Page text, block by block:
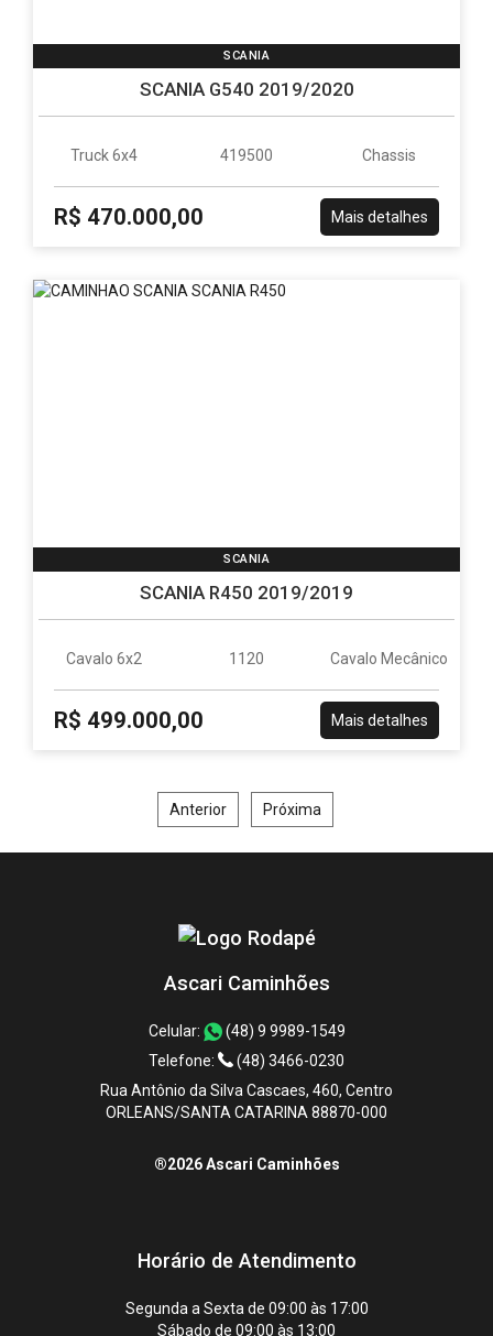
SCANIA
SCANIA G540 2019/2020
Truck 6x4 419500 Chassis
R$ 470.000,00 Mais detalhes
SCANIA
SCANIA R450 2019/2019
Cavalo 6x2 1120 Cavalo Mecânico
R$ 499.000,00 Mais detalhes
Anterior Próxima
Ascari Caminhões
Celular:
(48) 9 9989-1549
Telefone:
(48) 3466-0230
Rua Antônio da Silva Cascaes, 460, Centro
ORLEANS/SANTA CATARINA 88870-000
®2026 Ascari Caminhões
Horário de Atendimento
Segunda a Sexta de 09:00 às 17:00
Sábado de 09:00 às 13:00